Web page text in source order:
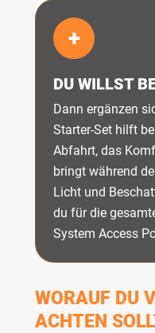
+
DU WILLST
Dann ergänzen
Starter-Set hilft
Abfahrt, das
bringt während
Licht und
du für die
System Access
WORAUF DU
ACHTEN